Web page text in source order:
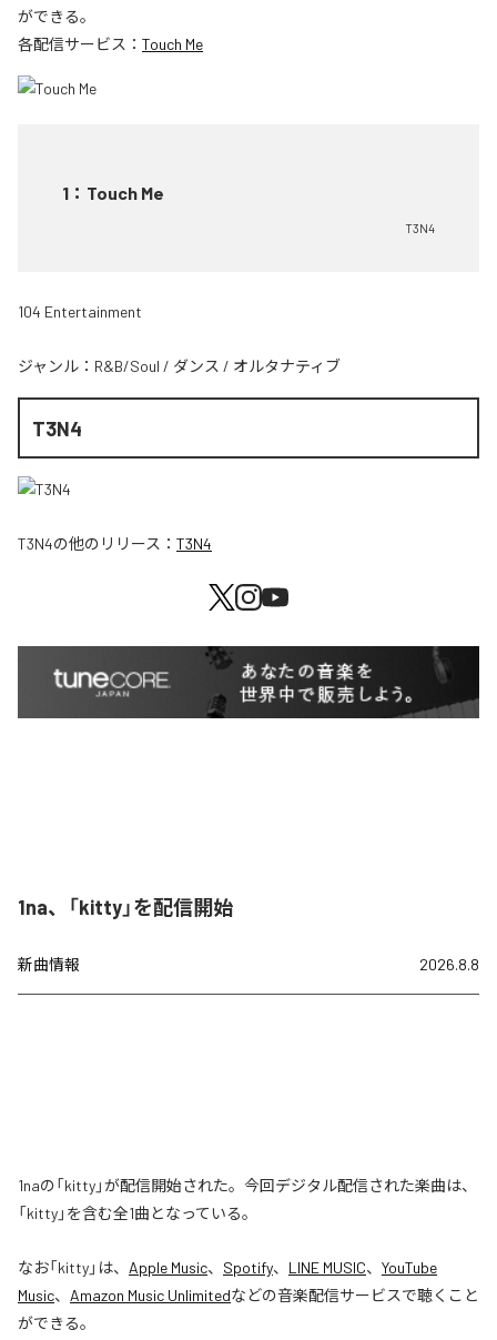
ができる。
各配信サービス： Touch Me
1 ： Touch Me
T3N4
104 Entertainment
ジャンル： R&B/Soul / ダンス / オルタナティブ
T3N4
T3N4の他のリリース： T3N4
1na、「kitty」を配信開始
新曲情報 2026.8.8
1naの「kitty」が配信開始された。今回デジタル配信された楽曲は、
「kitty」を含む全1曲となっている。
なお「kitty」は、 Apple Music、 Spotify、 LINE MUSIC、 YouTube
Music、 Amazon Music Unlimitedなどの音楽配信サービスで聴くこと
ができる。